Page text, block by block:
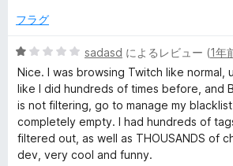
フラグ
5
段
階
中
1
の
評
sadasd によるレビュー (1年
Nice. I was browsing Twitch like normal,
like I did hundreds of times before, and
is not filtering, go to manage my
completely empty. I had hundreds of
filtered out, as well as THOUSANDS of
dev, very cool and funny.